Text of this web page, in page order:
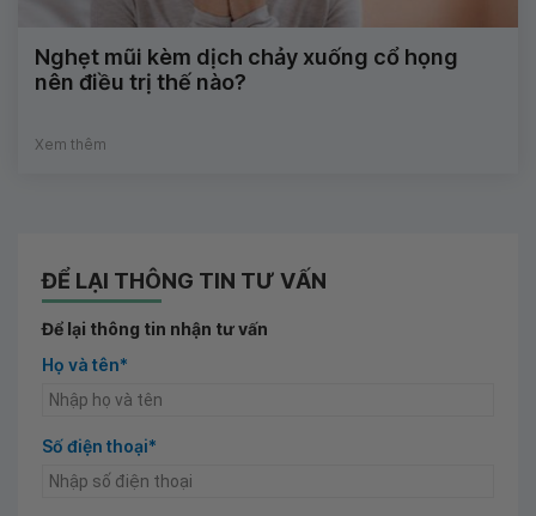
Nghẹt mũi kèm dịch chảy xuống cổ họng
nên điều trị thế nào?
Xem thêm
ĐỂ LẠI THÔNG TIN TƯ VẤN
Để lại thông tin nhận tư vấn
Họ và tên*
Số điện thoại*